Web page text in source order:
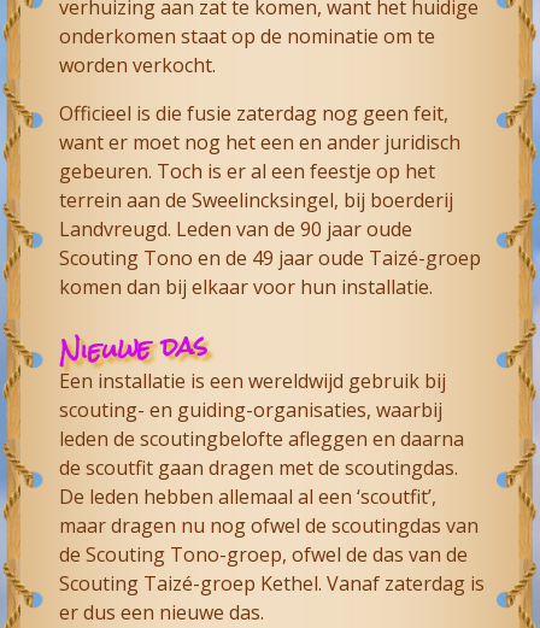
verhuizing aan zat te komen, want het huidige
onderkomen staat op de nominatie om te
worden verkocht.
Officieel is die fusie zaterdag nog geen feit,
want er moet nog het een en ander juridisch
gebeuren. Toch is er al een feestje op het
terrein aan de Sweelincksingel, bij boerderij
Landvreugd. Leden van de 90 jaar oude
Scouting Tono en de 49 jaar oude Taizé-groep
komen dan bij elkaar voor hun installatie.
Nieuwe das
Een installatie is een wereldwijd gebruik bij
scouting- en guiding-organisaties, waarbij
leden de scoutingbelofte afleggen en daarna
de scoutfit gaan dragen met de scoutingdas.
De leden hebben allemaal al een ‘scoutfit’,
maar dragen nu nog ofwel de scoutingdas van
de Scouting Tono-groep, ofwel de das van de
Scouting Taizé-groep Kethel. Vanaf zaterdag is
er dus een nieuwe das.